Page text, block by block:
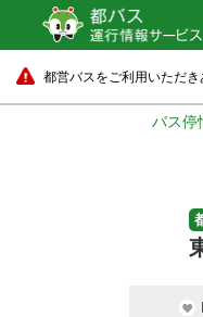
都営バスをご利用いただき
バス停